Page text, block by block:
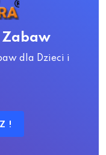
Zabaw
dla Dzieci i
!